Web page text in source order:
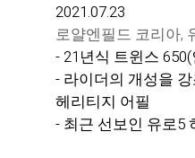
2021.07.23
로얄엔필드 코리아,
- 21년식 트윈스
- 라이더의 개성을
헤리티지 어필
- 최근 선보인 유로5